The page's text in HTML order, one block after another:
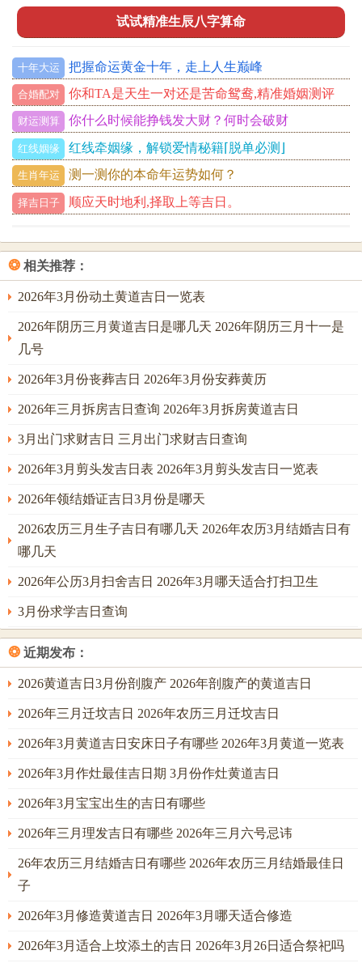
试试精准生辰八字算命
十年大运 把握命运黄金十年，走上人生巅峰
合婚配对 你和TA是天生一对还是苦命鸳鸯,精准婚姻测评
财运测算 你什么时候能挣钱发大财？何时会破财
红线姻缘 红线牵姻缘，解锁爱情秘籍⌈脱单必测⌋
生肖年运 测一测你的本命年运势如何？
择吉日子 顺应天时地利,择取上等吉日。
❂ 相关推荐：
2026年3月份动土黄道吉日一览表
2026年阴历三月黄道吉日是哪几天 2026年阴历三月十一是
几号
2026年3月份丧葬吉日 2026年3月份安葬黄历
2026年三月拆房吉日查询 2026年3月拆房黄道吉日
3月出门求财吉日 三月出门求财吉日查询
2026年3月剪头发吉日表 2026年3月剪头发吉日一览表
2026年领结婚证吉日3月份是哪天
2026农历三月生子吉日有哪几天 2026年农历3月结婚吉日有
哪几天
2026年公历3月扫舍吉日 2026年3月哪天适合打扫卫生
3月份求学吉日查询
❂ 近期发布：
2026黄道吉日3月份剖腹产 2026年剖腹产的黄道吉日
2026年三月迁坟吉日 2026年农历三月迁坟吉日
2026年3月黄道吉日安床日子有哪些 2026年3月黄道一览表
2026年3月作灶最佳吉日期 3月份作灶黄道吉日
2026年3月宝宝出生的吉日有哪些
2026年三月理发吉日有哪些 2026年三月六号忌讳
26年农历三月结婚吉日有哪些 2026年农历三月结婚最佳日
子
2026年3月修造黄道吉日 2026年3月哪天适合修造
2026年3月适合上坟添土的吉日 2026年3月26日适合祭祀吗